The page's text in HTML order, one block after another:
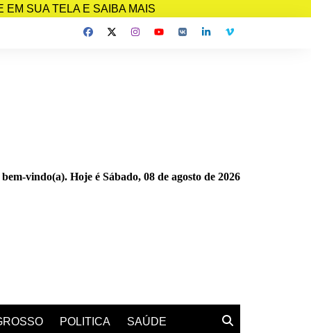
SUA TELA E SAIBA MAIS
bem-vindo(a). Hoje é Sábado, 08 de agosto de 2026
POLITICA SAÚDE